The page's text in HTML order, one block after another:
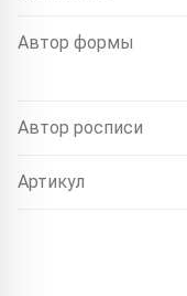
Автор формы
Автор росписи
Артикул